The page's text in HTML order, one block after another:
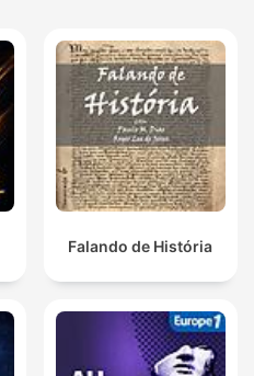
Falando de História